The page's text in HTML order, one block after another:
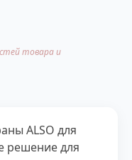
товара и
ALSO для
решение для